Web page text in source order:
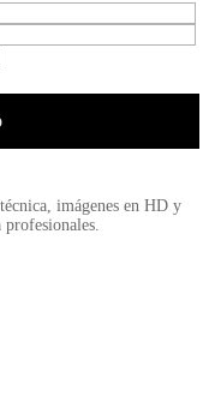
imágenes en HD y